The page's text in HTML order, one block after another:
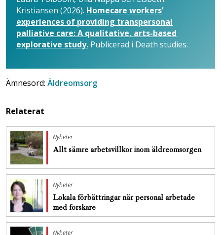
Kristiansen (2026). Homecare workers’
experiences of providing transpersonal
palliative care: A qualitative, arts-based
explorative study. Publicerad i Death studies.
Ämnesord: Äldreomsorg
Relaterat
Nyheter
Allt sämre arbetsvillkor inom äldreomsorgen
Nyheter
Lokala förbättringar när personal arbetade
med forskare
Nyheter